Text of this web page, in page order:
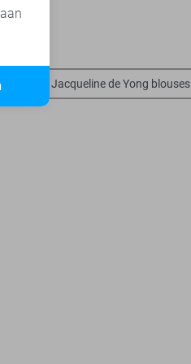
Jacqueline de Yong blouses